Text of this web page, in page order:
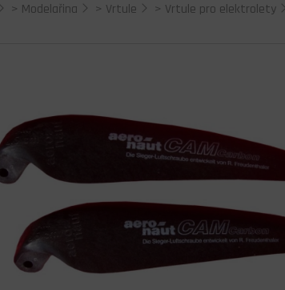
> Modelařina > Vrtule > Vrtule pro elektrolety